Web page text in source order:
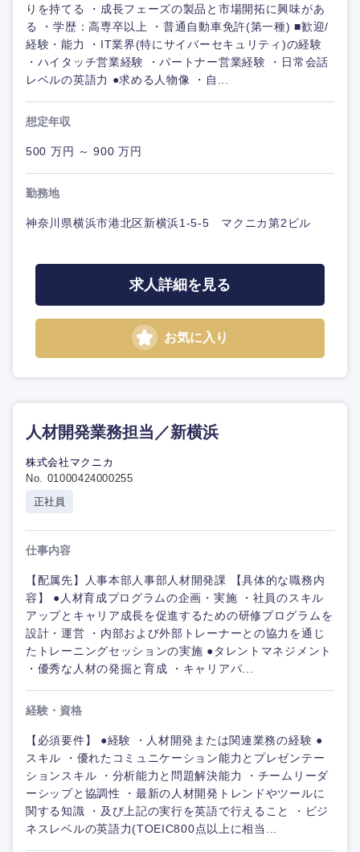
りを持てる ・成長フェーズの製品と市場開拓に興味があ
る ・学歴：高専卒以上 ・普通自動車免許(第一種) ■歓迎/
経験・能力 ・IT業界(特にサイバーセキュリティ)の経験
・ハイタッチ営業経験 ・パートナー営業経験 ・日常会話
レベルの英語力 ●求める人物像 ・自...
想定年収
500 万円 ～ 900 万円
勤務地
神奈川県横浜市港北区新横浜1-5-5 マクニカ第2ビル
求人詳細を見る
お気に入り
人材開発業務担当／新横浜
株式会社マクニカ
No. 01000424000255
正社員
仕事内容
【配属先】人事本部人事部人材開発課 【具体的な職務内
容】 ●人材育成プログラムの企画・実施 ・社員のスキル
アップとキャリア成長を促進するための研修プログラムを
設計・運営 ・内部および外部トレーナーとの協力を通じ
たトレーニングセッションの実施 ●タレントマネジメント
・優秀な人材の発掘と育成 ・キャリアパ...
経験・資格
【必須要件】 ●経験 ・人材開発または関連業務の経験 ●
スキル ・優れたコミュニケーション能力とプレゼンテー
ションスキル ・分析能力と問題解決能力 ・チームリーダ
ーシップと協調性 ・最新の人材開発トレンドやツールに
関する知識 ・及び上記の実行を英語で行えること ・ビジ
ネスレベルの英語力(TOEIC800点以上に相当...